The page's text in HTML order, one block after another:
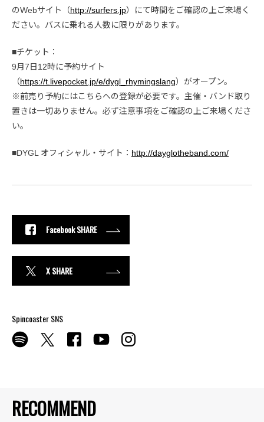
RECOMMEND
のWebサイト（http://surfers.jp）にて時間をご確認の上ご来場く
ださい。バスに乗れる人数に限りがあります。
■チケット：
9月7日12時に予約サイト
（https://t.livepocket.jp/e/dygl_rhymingslang）がオープン。
※前売り予約にはこちらへの登録が必要です。主催・バンド取り
置きは一切ありません。必ず注意事項をご確認の上ご来場くださ
い。
■DYGL オフィシャル・サイト： http://dayglotheband.com/
Facebook SHARE
X SHARE
Spincoaster SNS